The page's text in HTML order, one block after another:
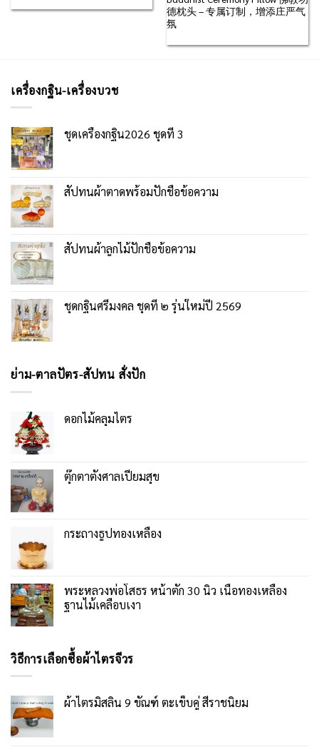
德枕头 – 专属订制，增添庄严气
氛
เครื่องกฐิน-เครื่องบวช
ชุดเครื่องกฐิน2026 ชุดที่ 3
สัปทนผ้าตาดพร้อมปักชื่อข้อความ
สัปทนผ้าลูกไม้ปักชื่อข้อความ
ชุดกฐินศรีมงคล ชุดที่ ๒ รุ่นใหม่ปี 2569
ย่าม-ตาลปัตร-สัปทน สั่งปัก
ดอกไม้คลุมไตร
ตุ๊กตาตั้งศาลเปี่ยมสุข
กระถางธูปทองเหลือง
พระหลวงพ่อโสธร หน้าตัก 30 นิ้ว เนื้อทองเหลือง
ฐานไม้เคลือบเงา
วิธีการเลือกซื้อผ้าไตรจีวร
ผ้าไตรมิสลิน 9 ขัณฑ์ ตะเข็บคู่ สีราชนิยม